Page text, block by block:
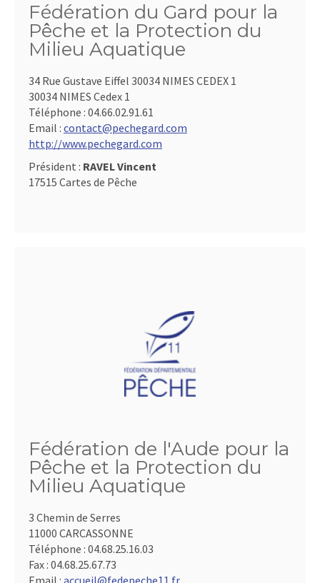
Fédération du Gard pour la
Pêche et la Protection du
Milieu Aquatique
34 Rue Gustave Eiffel 30034 NIMES CEDEX 1
30034 NIMES Cedex 1
Téléphone : 04.66.02.91.61
Email : contact@pechegard.com
http://www.pechegard.com
Président : RAVEL Vincent
17515 Cartes de Pêche
Fédération de l'Aude pour la
Pêche et la Protection du
Milieu Aquatique
3 Chemin de Serres
11000 CARCASSONNE
Téléphone : 04.68.25.16.03
Fax : 04.68.25.67.73
Email : accueil@fedepeche11.fr